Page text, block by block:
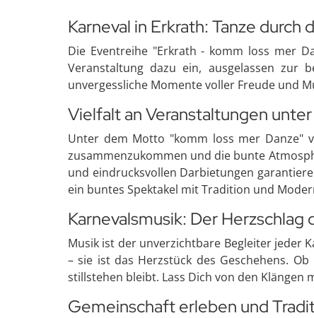
Karneval in Erkrath: Tanze
Die Eventreihe "Erkrath - komm loss mer
Veranstaltung dazu ein, ausgelassen zur
unvergessliche Momente voller Freude und
Vielfalt an Veranstaltungen
Unter dem Motto "komm loss mer Danze"
zusammenzukommen und die bunte
und eindrucksvollen Darbietungen
ein buntes Spektakel mit Tradition und
Karnevalsmusik: Der Herzschlag
Musik ist der unverzichtbare Begleiter jeder
– sie ist das Herzstück des Geschehens.
stillstehen bleibt. Lass Dich von den Klängen
Gemeinschaft erleben und